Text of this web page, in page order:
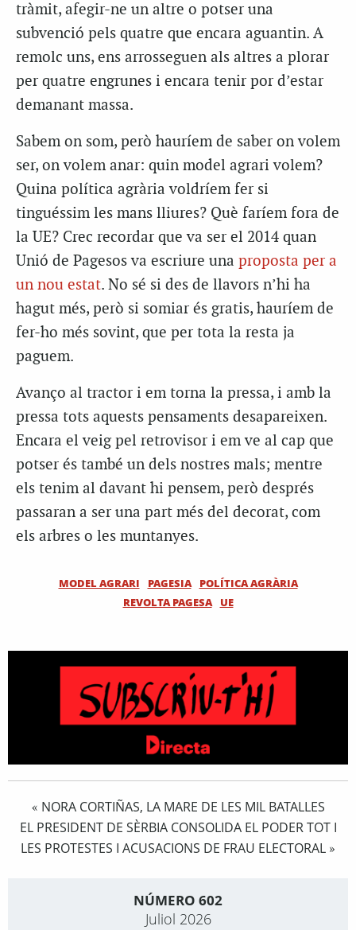
tràmit, afegir-ne un altre o potser una
subvenció pels quatre que encara aguantin. A
remolc uns, ens arrosseguen als altres a plorar
per quatre engrunes i encara tenir por d’estar
demanant massa.
Sabem on som, però hauríem de saber on volem
ser, on volem anar: quin model agrari volem?
Quina política agrària voldríem fer si
tinguéssim les mans lliures? Què faríem fora de
la UE? Crec recordar que va ser el 2014 quan
Unió de Pagesos va escriure una proposta per a
un nou estat. No sé si des de llavors n’hi ha
hagut més, però si somiar és gratis, hauríem de
fer-ho més sovint, que per tota la resta ja
paguem.
Avanço al tractor i em torna la pressa, i amb la
pressa tots aquests pensaments desapareixen.
Encara el veig pel retrovisor i em ve al cap que
potser és també un dels nostres mals; mentre
els tenim al davant hi pensem, però després
passaran a ser una part més del decorat, com
els arbres o les muntanyes.
MODEL AGRARI PAGESIA
POLÍTICA AGRÀRIA
REVOLTA PAGESA
UE
« NORA CORTIÑAS, LA MARE DE LES MIL BATALLES
EL PRESIDENT DE SÈRBIA CONSOLIDA EL PODER TOT I
LES PROTESTES I ACUSACIONS DE FRAU ELECTORAL »
NÚMERO 602
Juliol 2026